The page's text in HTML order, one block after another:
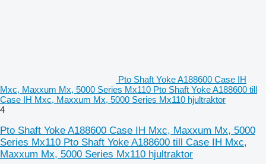
Pto Shaft Yoke A188600 Case IH
Mxc, Maxxum Mx, 5000 Series Mx110 Pto Shaft Yoke A188600 till
Case IH Mxc, Maxxum Mx, 5000 Series Mx110 hjultraktor
4
Pto Shaft Yoke A188600 Case IH Mxc, Maxxum Mx, 5000
Series Mx110 Pto Shaft Yoke A188600 till Case IH Mxc,
Maxxum Mx, 5000 Series Mx110 hjultraktor